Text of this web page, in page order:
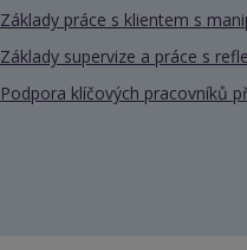
Základy práce s klientem s
Základy supervize a práce s
Podpora klíčových pracovníků